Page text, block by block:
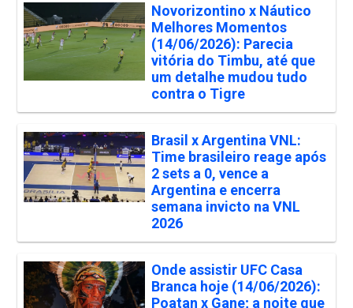
Novorizontino x Náutico
Melhores Momentos
(14/06/2026): Parecia
vitória do Timbu, até que
um detalhe mudou tudo
contra o Tigre
Brasil x Argentina VNL:
Time brasileiro reage após
2 sets a 0, vence a
Argentina e encerra
semana invicto na VNL
2026
Onde assistir UFC Casa
Branca hoje (14/06/2026):
Poatan x Gane; a noite que